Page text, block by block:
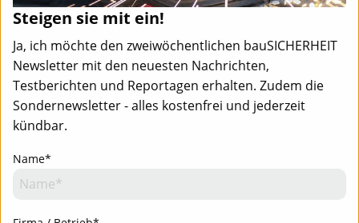
Steigen sie mit ein!
Ja, ich möchte den zweiwöchentlichen bauSICHERHEIT
Newsletter mit den neuesten Nachrichten,
Testberichten und Reportagen erhalten. Zudem die
Sondernewsletter - alles kostenfrei und jederzeit
kündbar.
Name*